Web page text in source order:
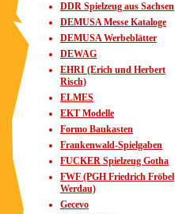
DDR Spielzeug aus Sachsen
DEMUSA Messe Kataloge
DEMUSA Werbeblätter
DEWAG
EHRI (Erich und Herbert
Risch)
ELMES
EKT Modelle
Formo Baukasten
Frankenwald-Spielgaben
FUCKER Spielzeug Gotha
FWF (PGH Friedrich Fröbel
Werdau)
Gecevo